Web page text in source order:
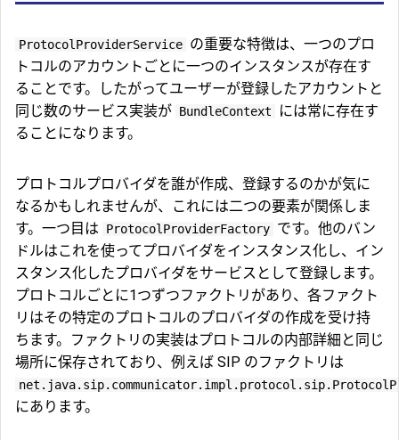
ProtocolProviderService の重要な特徴は、一つのプロ
トコルのアカウントごとに一つのインスタンスが存在す
ることです。したがってユーザーが登録したアカウントと
同じ数のサービス実装が BundleContext
には常に存在す
ることになります。
プロトコルプロバイダを誰が作成、登録するのかが気に
なるかもしれませんが、これには二つの要素が関係しま
す。一つ目は
ProtocolProviderFactory です。他のバン
ドルはこれを使ってプロバイダをインスタンス化し、イン
スタンス化したプロバイダをサービスとして登録します。
プロトコルごとに1つずつファクトリがあり、各ファクト
リはその特定のプロトコルのプロバイダの作成を受け持
ちます。ファクトリの実装はプロトコルの内部詳細と同じ
場所に保存されており、例えば SIP のファクトリは
にあります。